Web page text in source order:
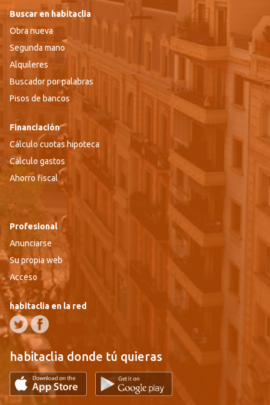
Buscar en habitaclia
Obra nueva
Segunda mano
Alquileres
Buscador por palabras
Pisos de bancos
Financiación
Cálculo cuotas hipoteca
Cálculo gastos
Ahorro fiscal
Profesional
Anunciarse
Su propia web
Acceso
habitaclia en la red
habitaclia donde tú quieras